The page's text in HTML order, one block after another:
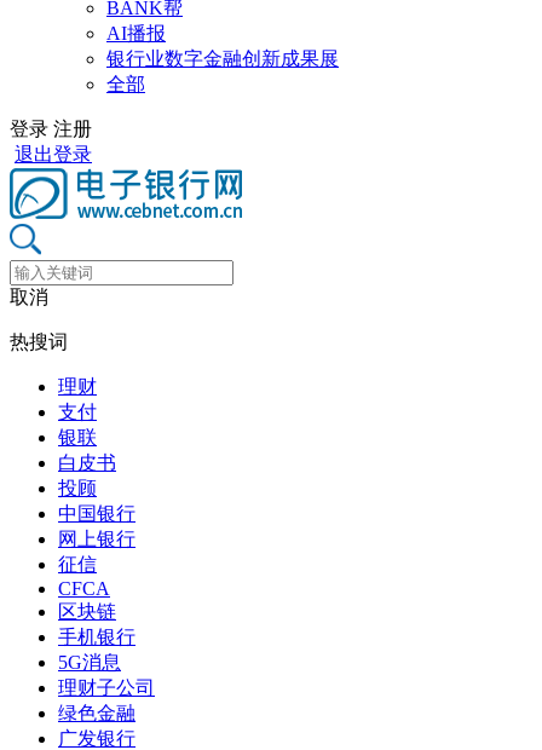
BANK帮
AI播报
银行业数字金融创新成果展
全部
登录 注册
退出登录
取消
热搜词
理财
支付
银联
白皮书
投顾
中国银行
网上银行
征信
CFCA
区块链
手机银行
5G消息
理财子公司
绿色金融
广发银行